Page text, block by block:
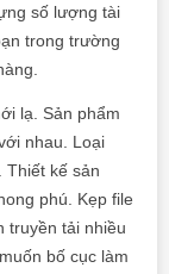
số lượng tài
trong trường
lạ. Sản phẩm
nhau. Loại
Thiết kế sản
phú. Kẹp file
truyền tải nhiều
bố cục làm